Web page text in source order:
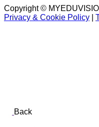
Copyright ©
Privacy & Cookie Policy
Back